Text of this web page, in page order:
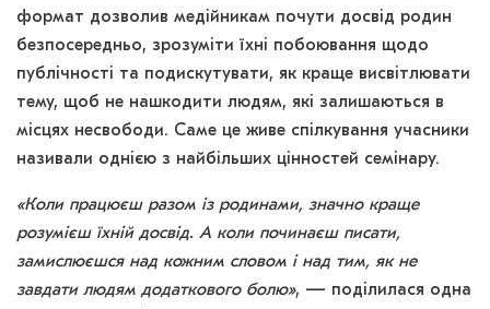
формат дозволив медійникам почути досвід родин
безпосередньо, зрозуміти їхні побоювання щодо
публічності та подискутувати, як краще висвітлювати
тему, щоб не нашкодити людям, які залишаються в
місцях несвободи. Саме це живе спілкування учасники
називали однією з найбільших цінностей семінару.
«Коли працюєш разом із родинами, значно краще
розумієш їхній досвід. А коли починаєш писати,
замислюєшся над кожним словом і над тим, як не
завдати людям додаткового болю», — поділилася одна